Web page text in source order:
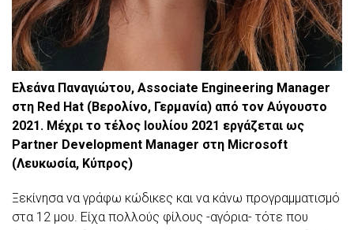
Ελεάνα Παναγιώτου, Associate Engineering Manager
στη Red Hat (Βερολίνο, Γερμανία) από τον Αύγουστο
2021. Μέχρι το τέλος Ιουλίου 2021 εργάζεται ως
Partner Development Manager στη Microsoft
(Λευκωσία, Κύπρος)
Ξεκίνησα να γράφω κώδικες και να κάνω προγραμματισμό
στα 12 μου. Είχα πολλούς φίλους -αγόρια- τότε που